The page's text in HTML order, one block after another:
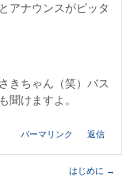
アナウンスがピッタ
きちゃん（笑）バス
聞けますよ。
パーマリンク 返信
はじめに →